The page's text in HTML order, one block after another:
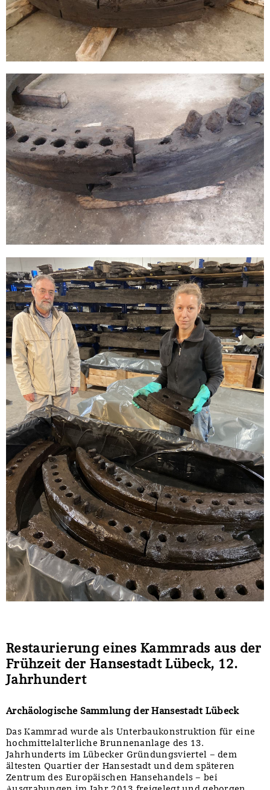
Restaurierung eines Kammrads aus der
Frühzeit der Hansestadt Lübeck, 12.
Jahrhundert
Archäologische Sammlung der Hansestadt Lübeck
Das Kammrad wurde als Unterbaukonstruktion für eine
hochmittelalterliche Brunnenanlage des 13.
Jahrhunderts im Lübecker Gründungsviertel – dem
ältesten Quartier der Hansestadt und dem späteren
Zentrum des Europäischen Hansehandels – bei
Sonstiges